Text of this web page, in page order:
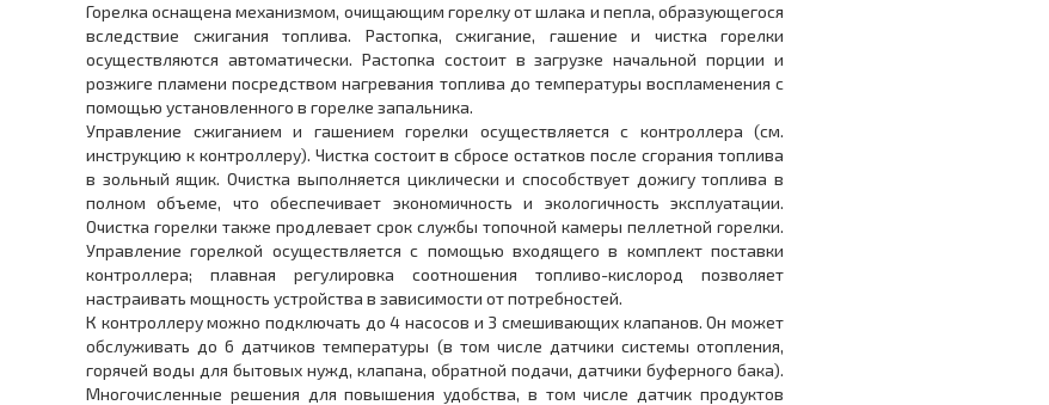
Горелка оснащена механизмом, очищающим горелку от шлака и пепла, образующегося
вследствие сжигания топлива. Растопка, сжигание, гашение и чистка горелки
осуществляются автоматически. Растопка состоит в загрузке начальной порции и
розжиге пламени посредством нагревания топлива до температуры воспламенения с
помощью установленного в горелке запальника.
Управление сжиганием и гашением горелки осуществляется с контроллера (см.
инструкцию к контроллеру). Чистка состоит в сбросе остатков после сгорания топлива
в зольный ящик. Очистка выполняется циклически и способствует дожигу топлива в
полном объеме, что обеспечивает экономичность и экологичность эксплуатации.
Очистка горелки также продлевает срок службы топочной камеры пеллетной горелки.
Управление горелкой осуществляется с помощью входящего в комплект поставки
контроллера; плавная регулировка соотношения топливо-кислород позволяет
настраивать мощность устройства в зависимости от потребностей.
К контроллеру можно подключать до 4 насосов и 3 смешивающих клапанов. Он может
обслуживать до 6 датчиков температуры (в том числе датчики системы отопления,
горячей воды для бытовых нужд, клапана, обратной подачи, датчики буферного бака).
Многочисленные решения для повышения удобства, в том числе датчик продуктов